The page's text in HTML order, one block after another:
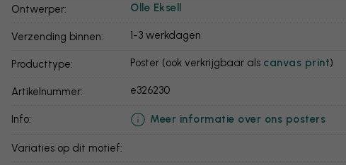
Ontwerper: Olle Eksell
Verzending binnen: 1-3 werkdagen
Producttype: Poster (ook verkrijgbaar als canvas print)
Artikelnummer: e326230
info: Meer informatie over ons posters
Variaties op dit motief: